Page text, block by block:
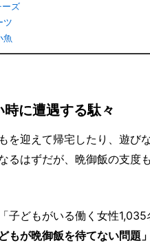
ーズ
ツ
魚
に遭遇する駄々
を迎えて帰宅したり、遊び
はずだが、晩御飯の支度
子どもがいる働く女性1,035
もが晩御飯を待てない問題